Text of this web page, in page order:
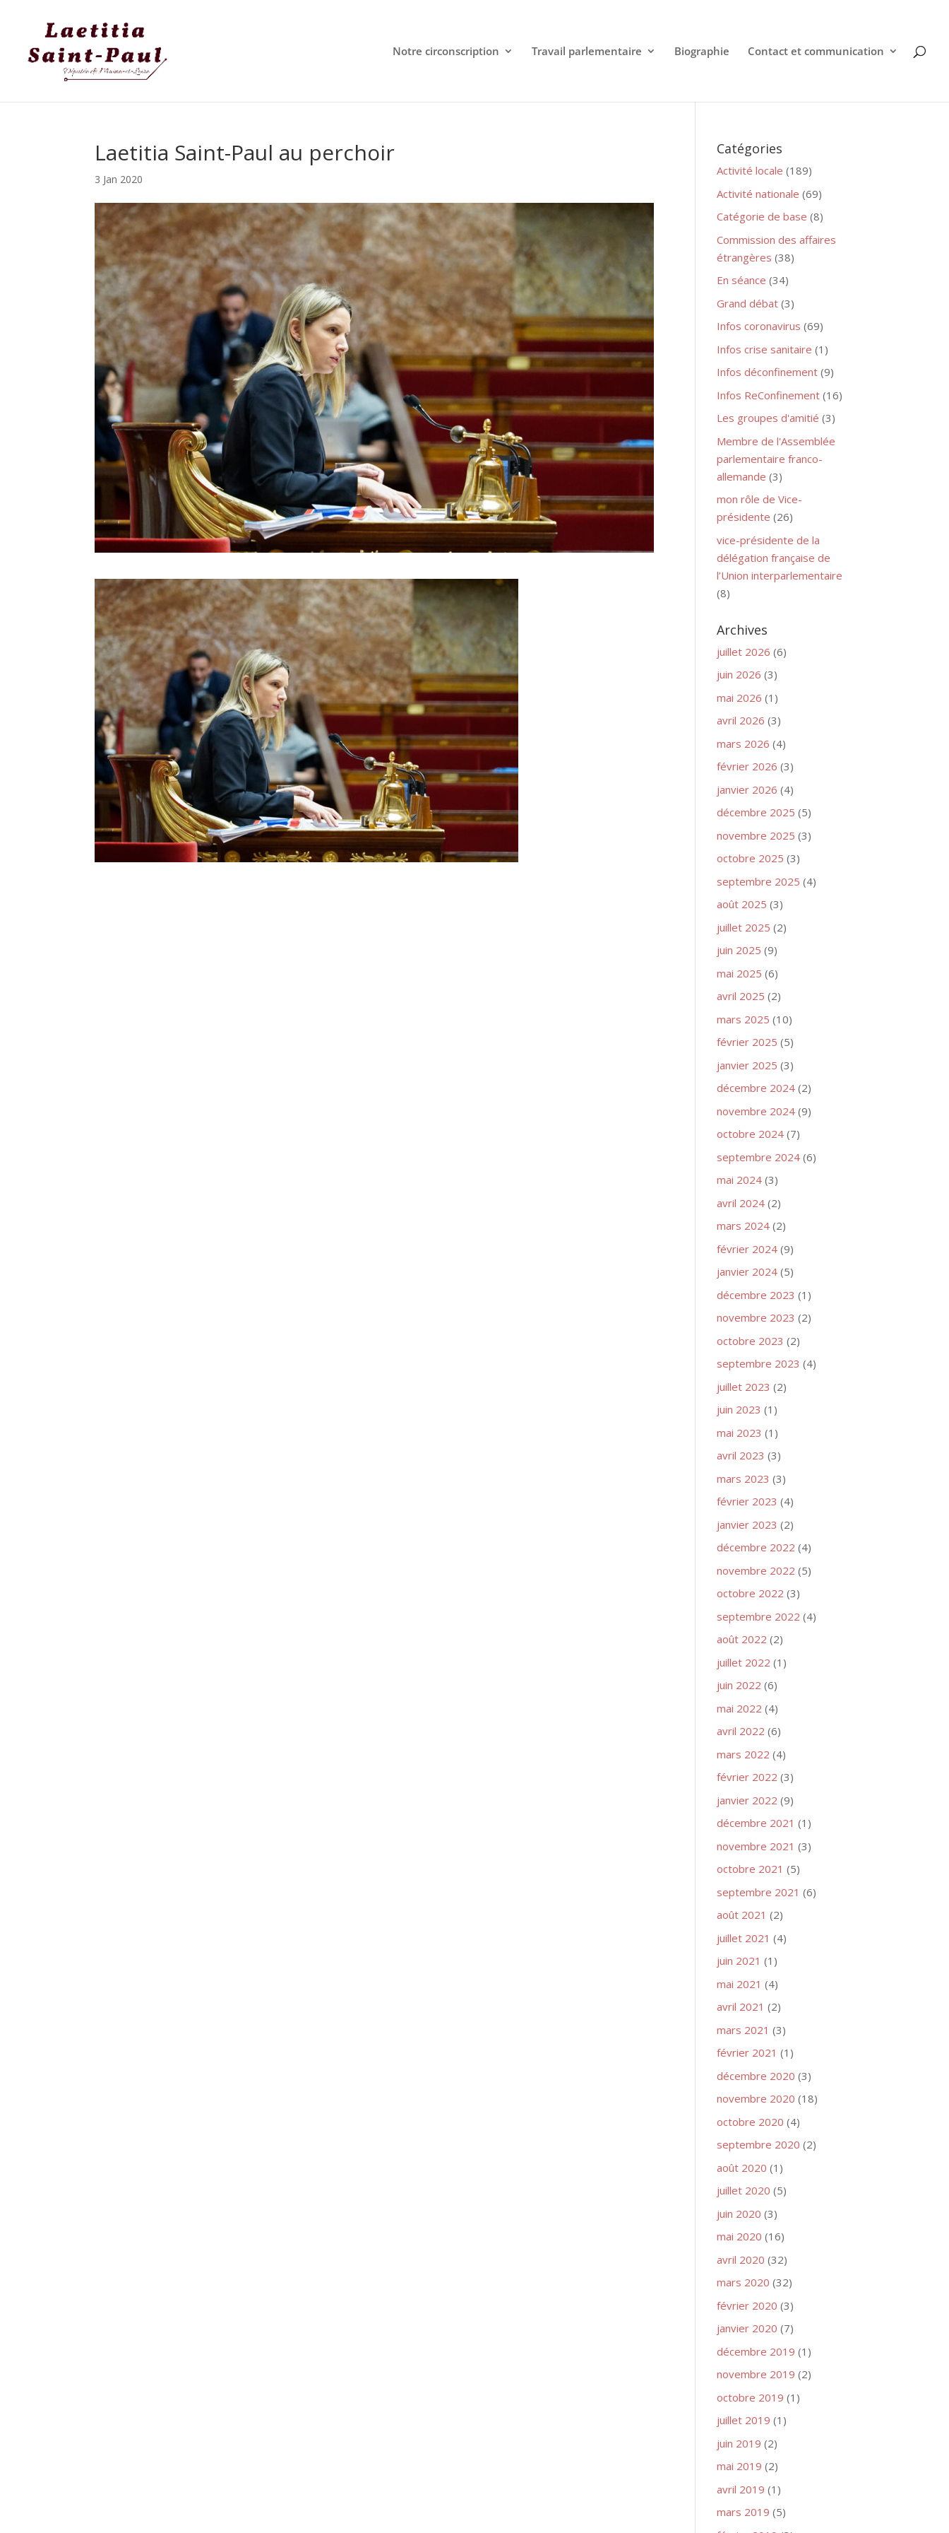
Notre circonscription Travail parlementaire Biographie Contact et communication
Laetitia Saint-Paul au perchoir
3 Jan 2020
Catégories
Activité locale (189)
Activité nationale (69)
Catégorie de base (8)
Commission des affaires
étrangères (38)
En séance (34)
Grand débat (3)
Infos coronavirus (69)
Infos crise sanitaire (1)
Infos déconfinement (9)
Infos ReConfinement (16)
Les groupes d'amitié (3)
Membre de l'Assemblée
parlementaire franco-
allemande (3)
mon rôle de Vice-
présidente (26)
vice-présidente de la
délégation française de
l’Union interparlementaire
(8)
Archives
juillet 2026 (6)
juin 2026 (3)
mai 2026 (1)
avril 2026 (3)
mars 2026 (4)
février 2026 (3)
janvier 2026 (4)
décembre 2025 (5)
novembre 2025 (3)
octobre 2025 (3)
septembre 2025 (4)
août 2025 (3)
juillet 2025 (2)
juin 2025 (9)
mai 2025 (6)
avril 2025 (2)
mars 2025 (10)
février 2025 (5)
janvier 2025 (3)
décembre 2024 (2)
novembre 2024 (9)
octobre 2024 (7)
septembre 2024 (6)
mai 2024 (3)
avril 2024 (2)
mars 2024 (2)
février 2024 (9)
janvier 2024 (5)
décembre 2023 (1)
novembre 2023 (2)
octobre 2023 (2)
septembre 2023 (4)
juillet 2023 (2)
juin 2023 (1)
mai 2023 (1)
avril 2023 (3)
mars 2023 (3)
février 2023 (4)
janvier 2023 (2)
décembre 2022 (4)
novembre 2022 (5)
octobre 2022 (3)
septembre 2022 (4)
août 2022 (2)
juillet 2022 (1)
juin 2022 (6)
mai 2022 (4)
avril 2022 (6)
mars 2022 (4)
février 2022 (3)
janvier 2022 (9)
décembre 2021 (1)
novembre 2021 (3)
octobre 2021 (5)
septembre 2021 (6)
août 2021 (2)
juillet 2021 (4)
juin 2021 (1)
mai 2021 (4)
avril 2021 (2)
mars 2021 (3)
février 2021 (1)
décembre 2020 (3)
novembre 2020 (18)
octobre 2020 (4)
septembre 2020 (2)
août 2020 (1)
juillet 2020 (5)
juin 2020 (3)
mai 2020 (16)
avril 2020 (32)
mars 2020 (32)
février 2020 (3)
janvier 2020 (7)
décembre 2019 (1)
novembre 2019 (2)
octobre 2019 (1)
juillet 2019 (1)
juin 2019 (2)
mai 2019 (2)
avril 2019 (1)
mars 2019 (5)